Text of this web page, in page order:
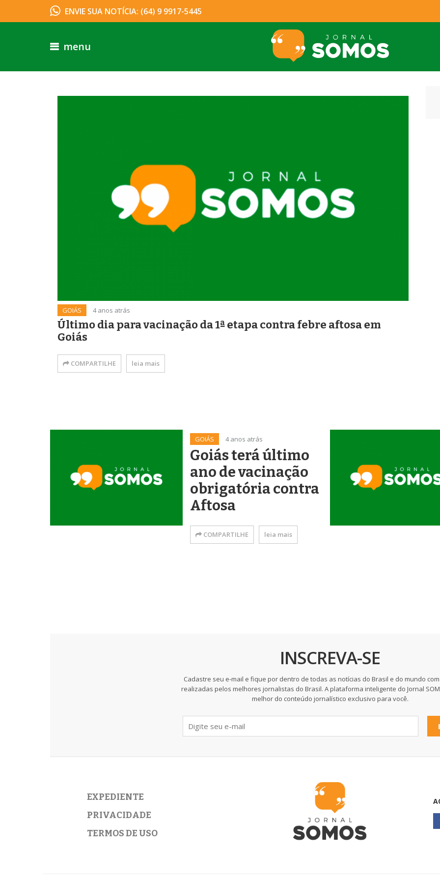
ENVIE SUA NOTÍCIA: (64) 9 9917-5445
menu
GOIÁS 4 anos atrás
Último dia para vacinação da 1ª etapa contra febre aftosa em
Goiás
COMPARTILHE leia mais
GOIÁS 4 anos atrás
Goiás terá último
ano de vacinação
obrigatória contra
Aftosa
COMPARTILHE leia mais
INSCREVA-SE
Cadastre seu e-mail e fique por dentro de todas as notícias do Brasil e do mundo
realizadas pelos melhores jornalistas do Brasil. A plataforma inteligente do Jornal
melhor do conteúdo jornalístico exclusivo para você.
EXPEDIENTE
PRIVACIDADE
TERMOS DE USO